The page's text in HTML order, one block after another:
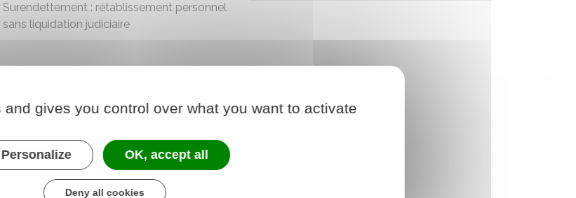
Surendettement : rétablissement personnel
sans liquidation judiciaire
gives you control over what you want to activate
Personalize OK, accept all
Deny all cookies